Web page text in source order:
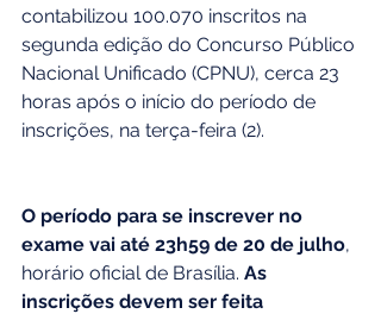
contabilizou 100.070 inscritos na
segunda edição do Concurso Público
Nacional Unificado (CPNU), cerca 23
horas após o início do período de
inscrições, na terça-feira (2).
O período para se inscrever no
exame vai até 23h59 de 20 de julho,
horário oficial de Brasília. As
inscrições devem ser feita